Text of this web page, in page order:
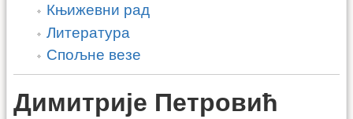
Књижевни рад
Литература
Спољне везе
Димитрије Петровић